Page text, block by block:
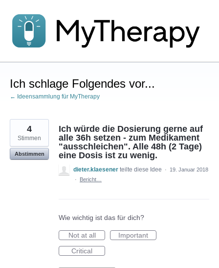
Inhalt
springen
Ich schlage Folgendes vor...
← Ideensammlung für MyTherapy
Ich würde die Dosierung gerne auf
alle 36h setzen - zum Medikament
"ausschleichen". Alle 48h (2 Tage)
eine Dosis ist zu wenig.
4
Stimmen
Abstimmen
dieter.klaesener teilte diese Idee ·
19. Januar 2018
·
Bericht…
Wie wichtig ist das für dich?
Not at all
Important
Critical